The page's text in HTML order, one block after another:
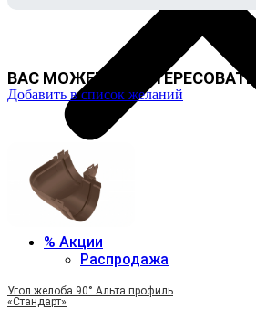
% Акции
Распродажа
ВАС МОЖЕТ ЗАИНТЕРЕСОВАТЬ :
Добавить в список желаний
Угол желоба 90° Альта профиль
«Стандарт»